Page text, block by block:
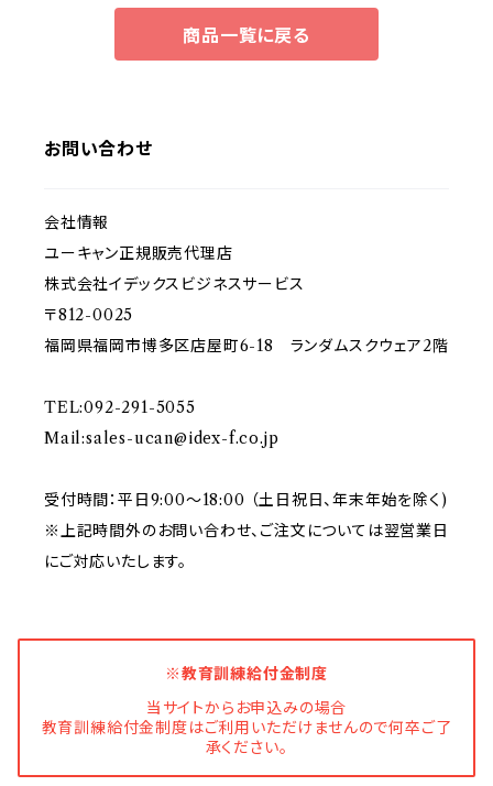
商品一覧に戻る
お問い合わせ
会社情報
ユーキャン正規販売代理店
株式会社イデックスビジネスサービス
〒812-0025
福岡県福岡市博多区店屋町6-18 ランダムスクウェア2階
TEL:092-291-5055
Mail:sales-ucan@idex-f.co.jp
受付時間：平日9:00～18:00 （土日祝日、年末年始を除く)
※上記時間外のお問い合わせ、ご注文については翌営業日
にご対応いたします。
※教育訓練給付金制度
当サイトからお申込みの場合
教育訓練給付金制度はご利用いただけませんので何卒ご了
承ください。